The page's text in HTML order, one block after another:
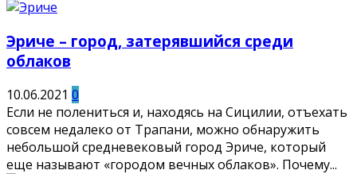
Эриче – город, затерявшийся среди
облаков
10.06.2021 0
Если не полениться и, находясь на Сицилии, отъехать
совсем недалеко от Трапани, можно обнаружить
небольшой средневековый город Эриче, который
еще называют «городом вечных облаков». Почему...